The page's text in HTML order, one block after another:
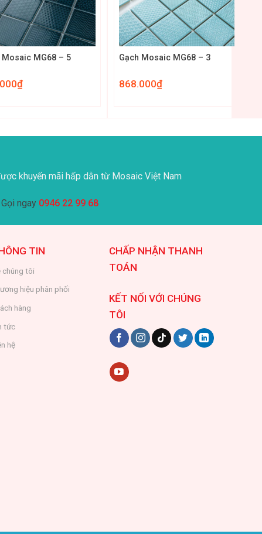
Mosaic MG68 – 5
₫
+
Gạch Mosaic MG68 – 3
868.000₫
khuyến mãi hấp dẫn từ Mosaic Việt Nam
Gọi ngay 0946 22 99 68
TIN
chúng tôi
hiệu phân phối
hàng
tức
hệ
CHẤP NHẬN THANH
TOÁN
KẾT NỐI VỚI CHÚNG
TÔI